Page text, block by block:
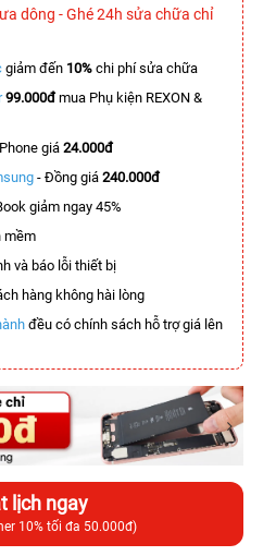
dông - Ghé 24h sửa chữa chỉ
giảm đến 10% chi phí sửa chữa
99.000đmua Phụ kiện REXON &
giá24.000đ
- Đồng giá 240.000đ
giảm ngay 45%
mềm
và báo lỗi thiết bị
hàng không hài lòng
đều có chính sách hỗ trợ giá lên
lịch ngay
10% tối đa 50.000đ)